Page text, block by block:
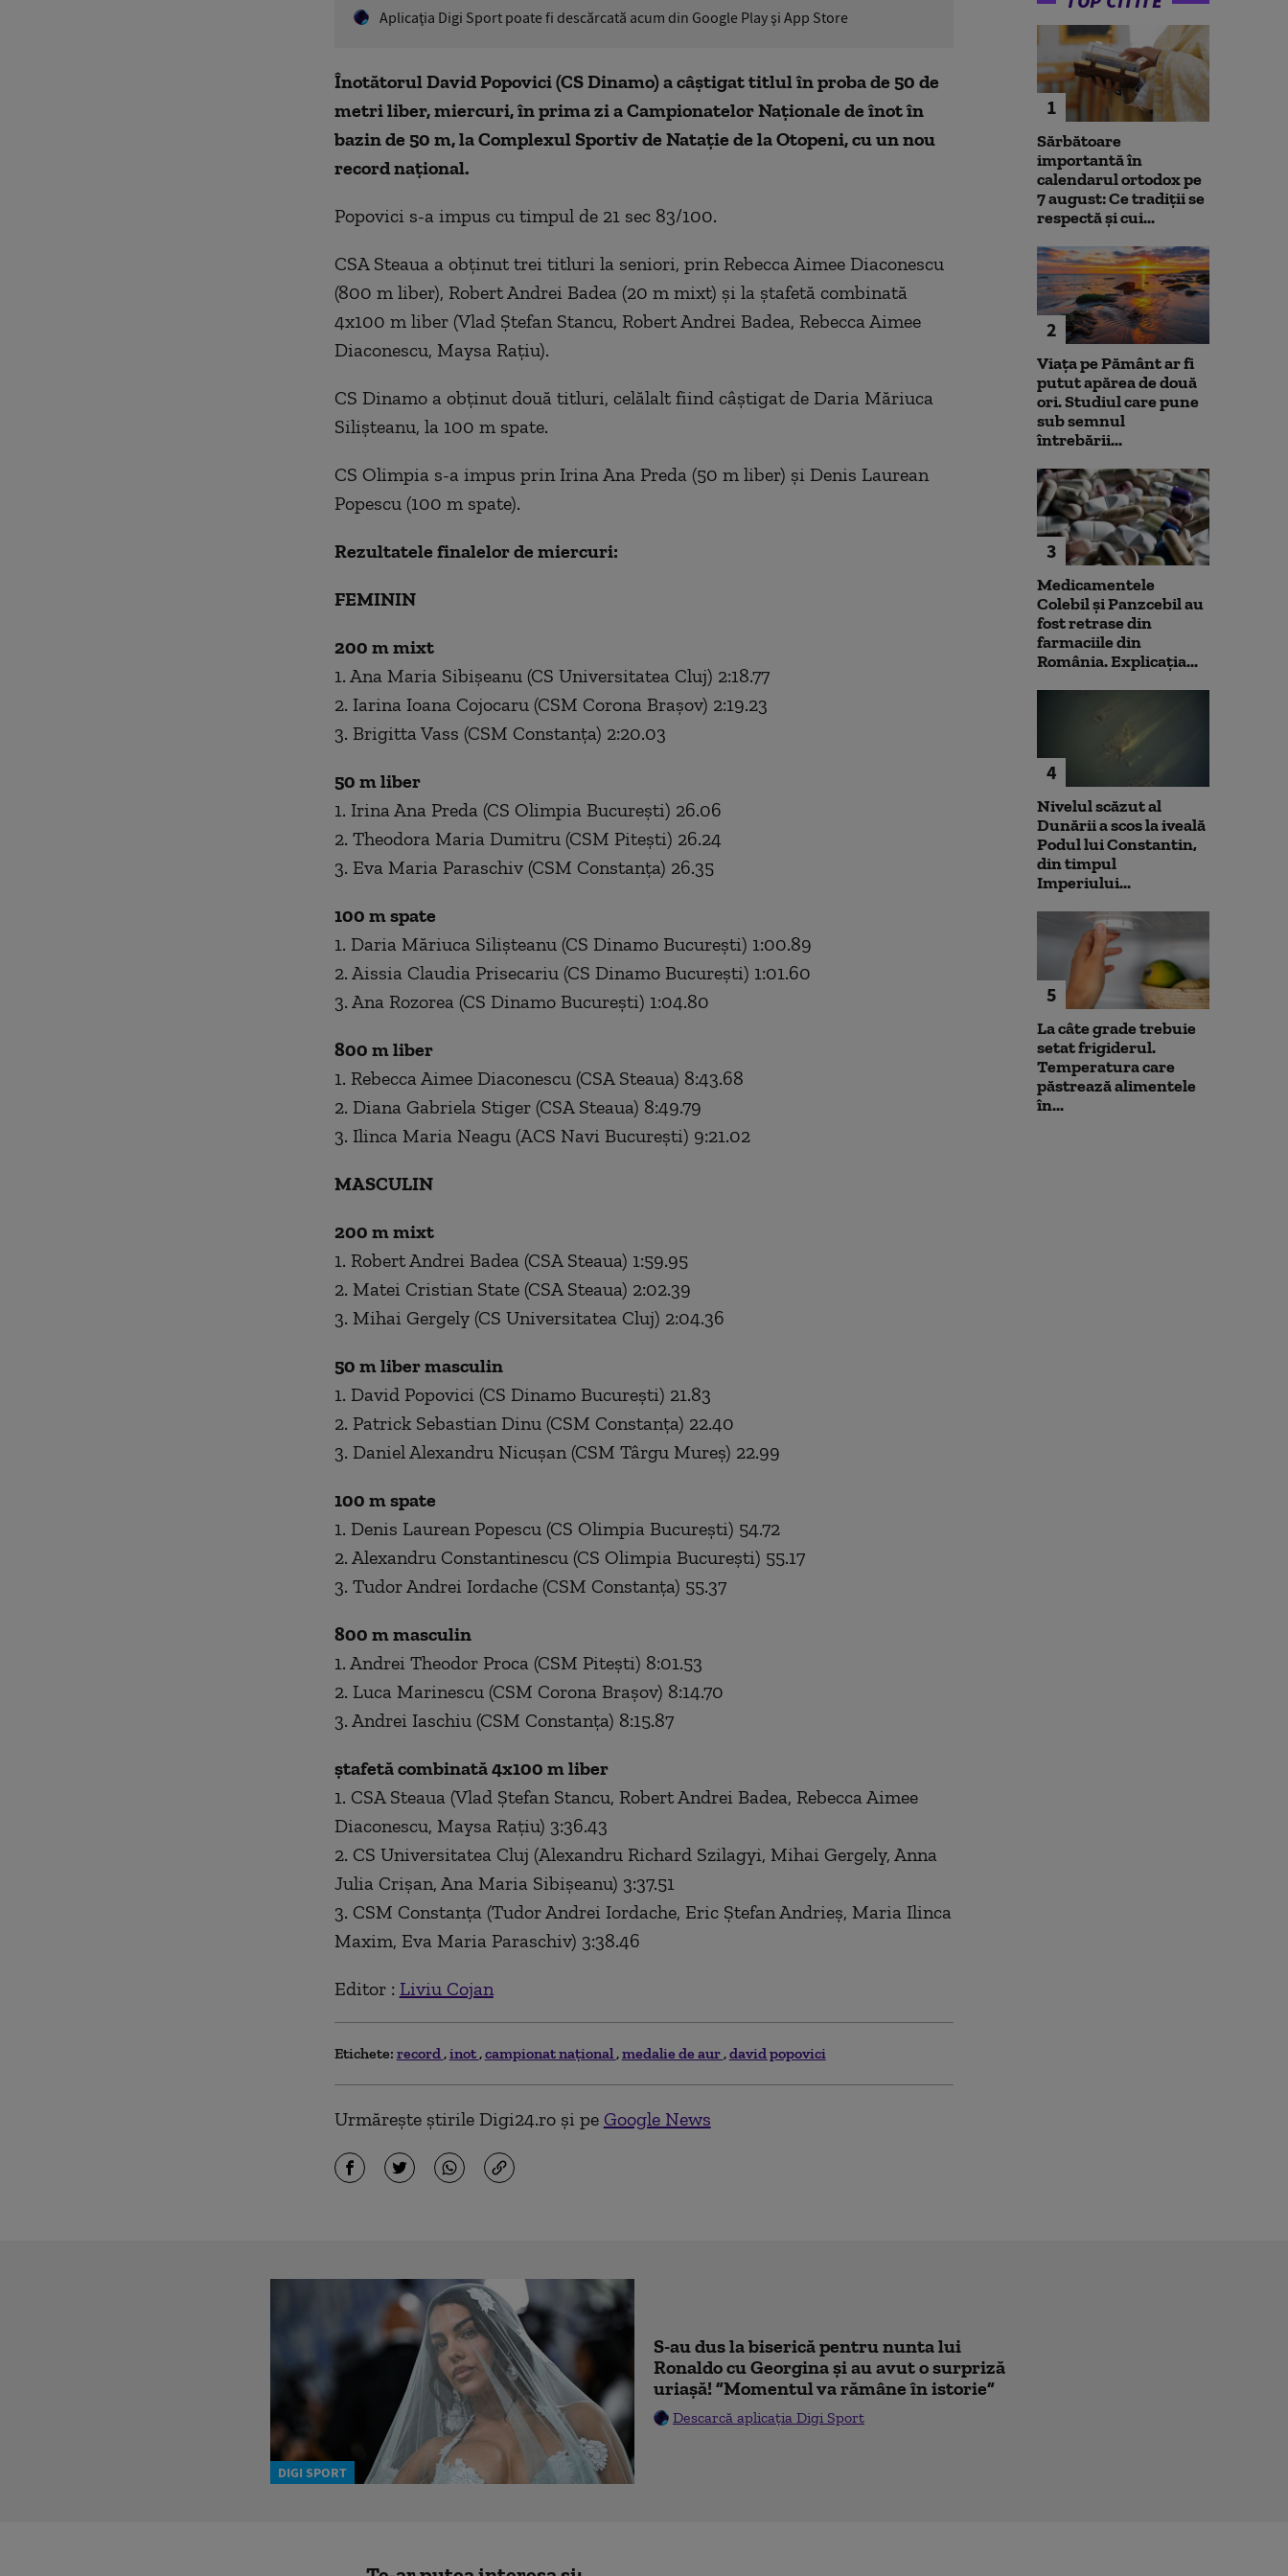
Aplicaţia Digi Sport poate fi descărcată acum din Google Play şi App Store
Înotătorul David Popovici (CS Dinamo) a câştigat titlul în proba de 50 de
metri liber, miercuri, în prima zi a Campionatelor Naţionale de înot în
bazin de 50 m, la Complexul Sportiv de Nataţie de la Otopeni, cu un nou
record naţional.
Popovici s-a impus cu timpul de 21 sec 83/100.
CSA Steaua a obţinut trei titluri la seniori, prin Rebecca Aimee Diaconescu
(800 m liber), Robert Andrei Badea (20 m mixt) şi la ştafetă combinată
4x100 m liber (Vlad Ştefan Stancu, Robert Andrei Badea, Rebecca Aimee
Diaconescu, Maysa Raţiu).
CS Dinamo a obţinut două titluri, celălalt fiind câştigat de Daria Măriuca
Silişteanu, la 100 m spate.
CS Olimpia s-a impus prin Irina Ana Preda (50 m liber) şi Denis Laurean
Popescu (100 m spate).
Rezultatele finalelor de miercuri:
FEMININ
200 m mixt
1. Ana Maria Sibişeanu (CS Universitatea Cluj) 2:18.77
2. Iarina Ioana Cojocaru (CSM Corona Braşov) 2:19.23
3. Brigitta Vass (CSM Constanţa) 2:20.03
50 m liber
1. Irina Ana Preda (CS Olimpia Bucureşti) 26.06
2. Theodora Maria Dumitru (CSM Piteşti) 26.24
3. Eva Maria Paraschiv (CSM Constanţa) 26.35
100 m spate
1. Daria Măriuca Silişteanu (CS Dinamo Bucureşti) 1:00.89
2. Aissia Claudia Prisecariu (CS Dinamo Bucureşti) 1:01.60
3. Ana Rozorea (CS Dinamo Bucureşti) 1:04.80
800 m liber
1. Rebecca Aimee Diaconescu (CSA Steaua) 8:43.68
2. Diana Gabriela Stiger (CSA Steaua) 8:49.79
3. Ilinca Maria Neagu (ACS Navi Bucureşti) 9:21.02
MASCULIN
200 m mixt
1. Robert Andrei Badea (CSA Steaua) 1:59.95
2. Matei Cristian State (CSA Steaua) 2:02.39
3. Mihai Gergely (CS Universitatea Cluj) 2:04.36
50 m liber masculin
1. David Popovici (CS Dinamo Bucureşti) 21.83
2. Patrick Sebastian Dinu (CSM Constanţa) 22.40
3. Daniel Alexandru Nicuşan (CSM Târgu Mureş) 22.99
100 m spate
1. Denis Laurean Popescu (CS Olimpia Bucureşti) 54.72
2. Alexandru Constantinescu (CS Olimpia Bucureşti) 55.17
3. Tudor Andrei Iordache (CSM Constanţa) 55.37
800 m masculin
1. Andrei Theodor Proca (CSM Piteşti) 8:01.53
2. Luca Marinescu (CSM Corona Braşov) 8:14.70
3. Andrei Iaschiu (CSM Constanţa) 8:15.87
ştafetă combinată 4x100 m liber
1. CSA Steaua (Vlad Ştefan Stancu, Robert Andrei Badea, Rebecca Aimee
Diaconescu, Maysa Raţiu) 3:36.43
2. CS Universitatea Cluj (Alexandru Richard Szilagyi, Mihai Gergely, Anna
Julia Crişan, Ana Maria Sibişeanu) 3:37.51
3. CSM Constanţa (Tudor Andrei Iordache, Eric Ştefan Andrieş, Maria Ilinca
Maxim, Eva Maria Paraschiv) 3:38.46
Editor : Liviu Cojan
Etichete: record inot campionat naţional medalie de aur david popovici
Urmărește știrile Digi24.ro și pe Google News
1
Sărbătoare
importantă în
calendarul ortodox pe
7 august: Ce tradiții se
respectă și cui...
2
Viața pe Pământ ar fi
putut apărea de două
ori. Studiul care pune
sub semnul
întrebării...
3
Medicamentele
Colebil și Panzcebil au
fost retrase din
farmaciile din
România. Explicația...
4
Nivelul scăzut al
Dunării a scos la iveală
Podul lui Constantin,
din timpul
Imperiului...
5
La câte grade trebuie
setat frigiderul.
Temperatura care
păstrează alimentele
în...
DIGI SPORT
S-au dus la biserică pentru nunta lui
Ronaldo cu Georgina și au avut o surpriză
uriașă! ”Momentul va rămâne în istorie”
Descarcă aplicația Digi Sport